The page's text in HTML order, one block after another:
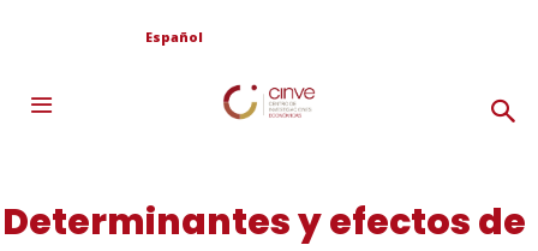
Español
Determinantes y efectos de